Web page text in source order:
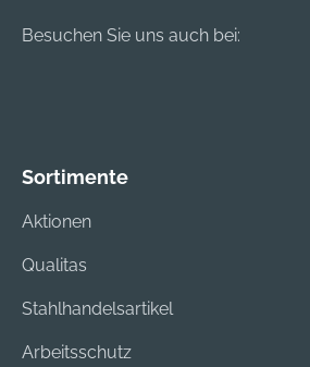
Besuchen Sie uns auch bei:
Sortimente
Aktionen
Qualitas
Stahlhandelsartikel
Arbeitsschutz